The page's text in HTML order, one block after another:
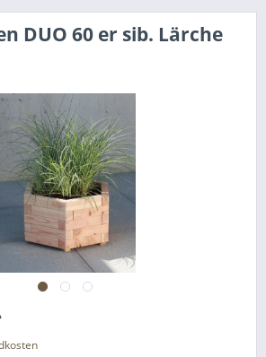
DUO 60 er sib. Lärche